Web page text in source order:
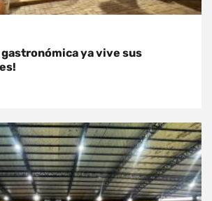
gastronómica ya vive sus